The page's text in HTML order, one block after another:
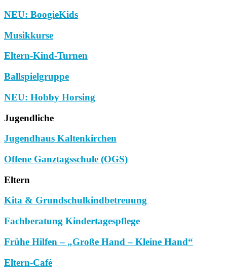
NEU: BoogieKids
Musikkurse
Eltern-Kind-Turnen
Ballspielgruppe
NEU: Hobby Horsing
Jugendliche
Jugendhaus Kaltenkirchen
Offene Ganztagsschule (OGS)
Eltern
Kita & Grundschulkindbetreuung
Fachberatung Kindertagespflege
Frühe Hilfen – „Große Hand – Kleine Hand“
Eltern-Café